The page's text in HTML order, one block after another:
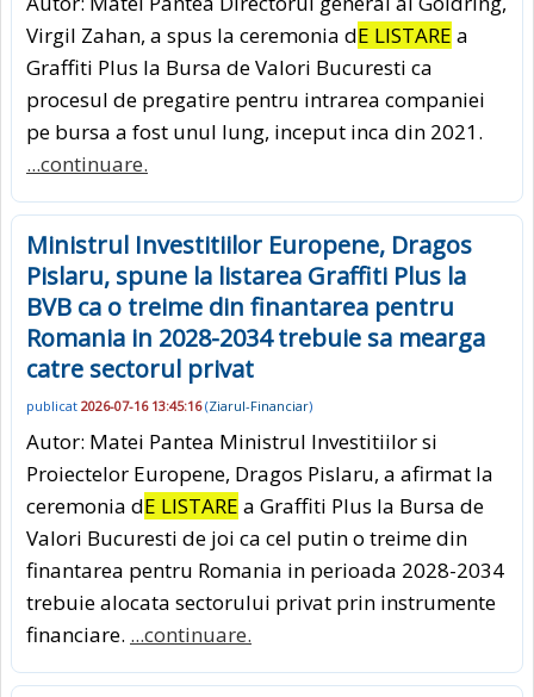
Virgil Zahan, a spus la ceremonia dE LISTARE a
Graffiti Plus la Bursa de Valori Bucuresti ca
procesul de pregatire pentru intrarea companiei
pe bursa a fost unul lung, inceput inca din 2021.
...continuare.
Ministrul Investitiilor Europene, Dragos
Pislaru, spune la listarea Graffiti Plus la
BVB ca o treime din finantarea pentru
Romania in 2028-2034 trebuie sa mearga
catre sectorul privat
publicat 2026-07-16 13:45:16(Ziarul-Financiar)
Autor: Matei Pantea Ministrul Investitiilor si
Proiectelor Europene, Dragos Pislaru, a afirmat la
ceremonia dE LISTARE a Graffiti Plus la Bursa de
Valori Bucuresti de joi ca cel putin o treime din
finantarea pentru Romania in perioada 2028-2034
trebuie alocata sectorului privat prin instrumente
financiare. ...continuare.